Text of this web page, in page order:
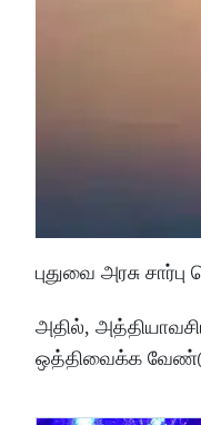
புதுவை அரசு
அதில்,
ஒத்திவைக்க